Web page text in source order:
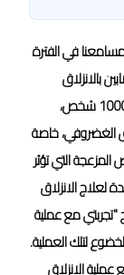
في الفترة
الغضروفي سنويًا يتراوح من 5 إلى 20 حالة من كل 1000 شخص،
خاصة
التي تؤثر
الانزلاق
مع عملية
لتلك العملية.
الانزلاق